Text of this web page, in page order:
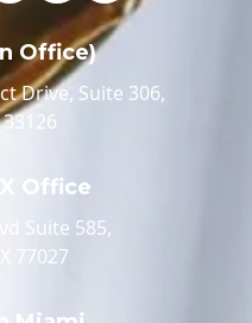
Office)
Drive, Suite 306,
Office
Suite 585,
77027